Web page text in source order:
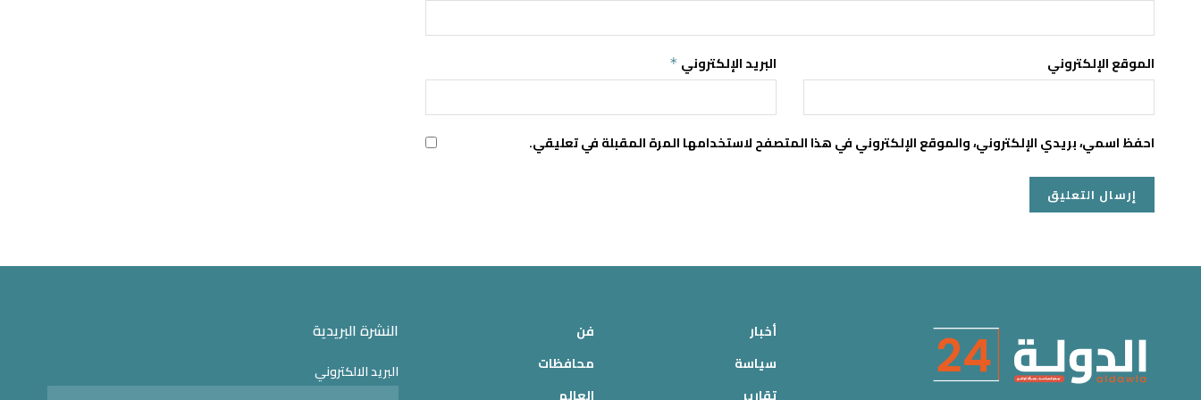
البريد الإلكتروني * الموقع الإلكتروني
احفظ اسمي، بريدي الإلكتروني، والموقع الإلكتروني في هذا المتصفح لاستخدامها المرة المقبلة في تعليقي.
أخبار
سياسة
تقارير
فن
محافظات
العالم
النشرة البريدية
البريد الالكتروني